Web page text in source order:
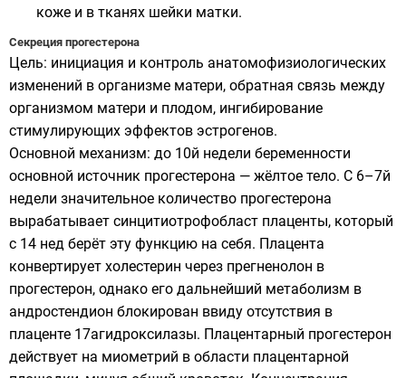
коже и в тканях шейки матки.
Секреция прогестерона
Цель: инициация и контроль анатомофизиологических
изменений в организме матери, обратная связь между
организмом матери и плодом, ингибирование
стимулирующих эффектов эстрогенов.
Основной механизм: до 10й недели беременности
основной источник прогестерона — жёлтое тело. С 6–7й
недели значительное количество прогестерона
вырабатывает синцитиотрофобласт плаценты, который
с 14 нед берёт эту функцию на себя. Плацента
конвертирует холестерин через прегненолон в
прогестерон, однако его дальнейший метаболизм в
андростендион блокирован ввиду отсутствия в
плаценте 17aгидроксилазы. Плацентарный прогестерон
действует на миометрий в области плацентарной